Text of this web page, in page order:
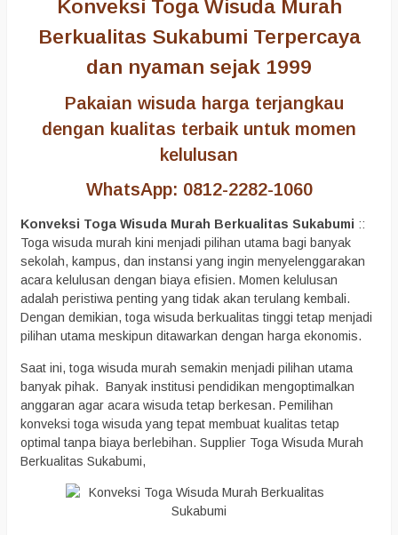
Konveksi Toga Wisuda Murah
Berkualitas Sukabumi Terpercaya
dan nyaman sejak 1999
Pakaian wisuda harga terjangkau
dengan kualitas terbaik untuk momen
kelulusan
WhatsApp: 0812-2282-1060
Konveksi Toga Wisuda Murah Berkualitas Sukabumi ::
Toga wisuda murah kini menjadi pilihan utama bagi banyak
sekolah, kampus, dan instansi yang ingin menyelenggarakan
acara kelulusan dengan biaya efisien. Momen kelulusan
adalah peristiwa penting yang tidak akan terulang kembali.
Dengan demikian, toga wisuda berkualitas tinggi tetap menjadi
pilihan utama meskipun ditawarkan dengan harga ekonomis.
Saat ini, toga wisuda murah semakin menjadi pilihan utama
banyak pihak. Banyak institusi pendidikan mengoptimalkan
anggaran agar acara wisuda tetap berkesan. Pemilihan
konveksi toga wisuda yang tepat membuat kualitas tetap
optimal tanpa biaya berlebihan. Supplier Toga Wisuda Murah
Berkualitas Sukabumi,